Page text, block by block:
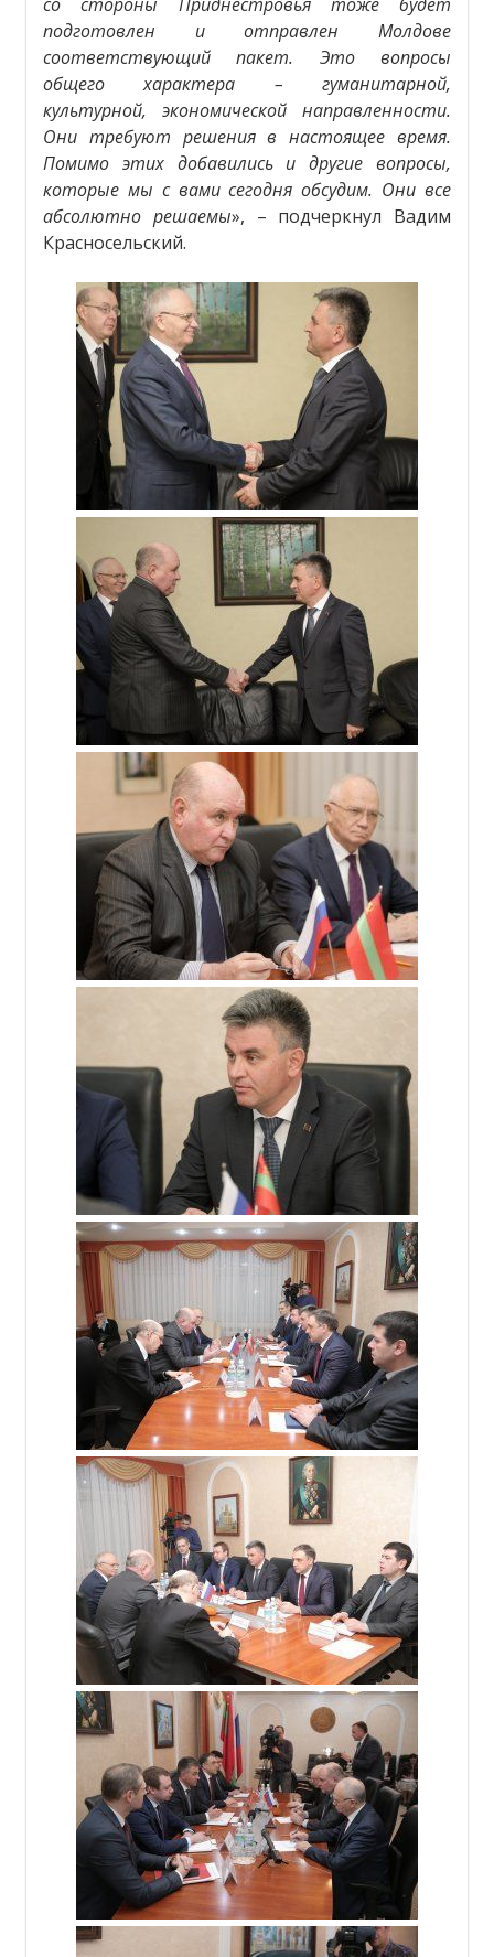
подготовлен и отправлен Молдове
соответствующий пакет. Это вопросы
общего характера – гуманитарной,
культурной, экономической направленности.
Они требуют решения в настоящее время.
Помимо этих добавились и другие вопросы,
которые мы с вами сегодня обсудим. Они все
абсолютно решаемы», – подчеркнул Вадим
Красносельский.